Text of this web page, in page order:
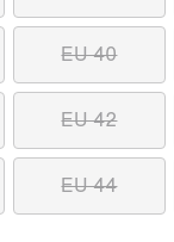
EU 40
EU 42
EU 44